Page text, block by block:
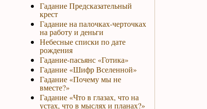
Гадание Предсказательный
крест
Гадание на палочках-черточках
на работу и деньги
Небесные списки по дате
рождения
Гадание-пасьянс «Готика»
Гадание «Шифр Вселенной»
Гадание «Почему мы не
вместе?»
Гадание «Что в глазах, что на
устах, что в мыслях и планах?»